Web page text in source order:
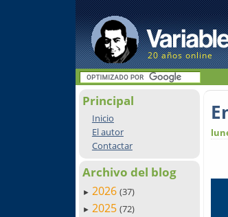
20 años online
Principal
Inicio
El autor
Contactar
Archivo del blog
► 2026 (37)
► 2025 (72)